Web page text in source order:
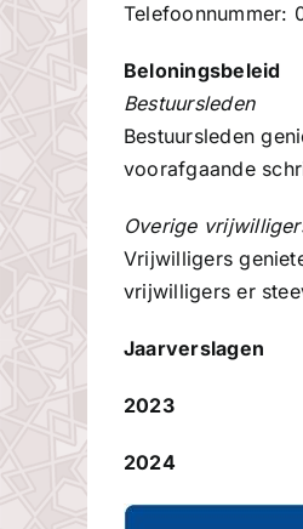
Telefoonnummer:
Beloningsbeleid
Bestuursleden
Bestuursleden
voorafgaande
Overige
Vrijwilligers
vrijwilligers er
Jaarverslagen
2023
2024